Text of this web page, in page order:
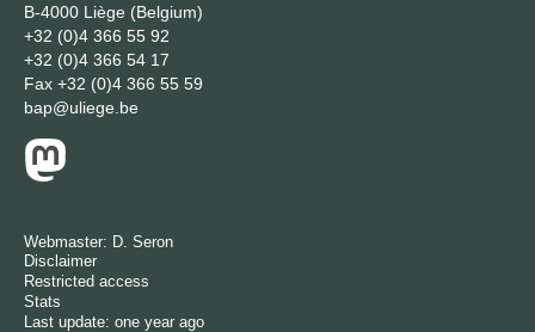
B-4000 Liège (Belgium)
+32 (0)4 366 55 92
+32 (0)4 366 54 17
Fax +32 (0)4 366 55 59
bap@uliege.be
Webmaster: D. Seron
Disclaimer
Restricted access
Stats
Last update: one year ago